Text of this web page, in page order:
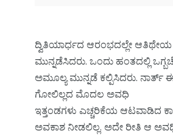
ದ್ವಿತಿಯಾರ್ಧದ ಆರಂಭದಲ್ಲೇ
ಮುನ್ನಡೆಸಿದರು. ಒಂದು ಹಂತದಲ್ಲಿ
ಅಮೂಲ್ಯ ಮುನ್ನಡೆ ಕಲ್ಪಿಸಿದರು.
ಗೋಲಿಲ್ಲದ ಮೊದಲ ಅವಧಿ
ಇತ್ತಂಡಗಳು ಎಚ್ಚರಿಕೆಯ ಆಟವಾಡಿದ
ಅವಕಾಶ ನೀಡಲಿಲ್ಲ. ಅದೇ ರೀತಿ ಆ